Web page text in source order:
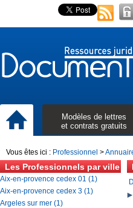
Modèles de lettres
et contrats gratuits
Vous êtes ici : Professionnel >
Les Professionnels par ville
Aix-en-provence cedex 01 (1)
Aix-en-provence cedex 3 (1)
Argeles sur mer (1)